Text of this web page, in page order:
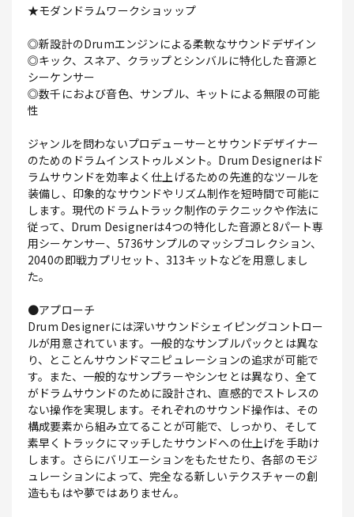
★モダンドラムワークショッップ
◎新設計のDrumエンジンによる柔軟なサウンドデザイン
◎キック、スネア、クラップとシンバルに特化した音源と
シーケンサー
◎数千におよび音色、サンプル、キットによる無限の可能
性
ジャンルを問わないプロデューサーとサウンドデザイナー
のためのドラムインストゥルメント。Drum Designerはド
ラムサウンドを効率よく仕上げるための先進的なツールを
装備し、印象的なサウンドやリズム制作を短時間で可能に
します。現代のドラムトラック制作のテクニックや作法に
従って、Drum Designerは4つの特化した音源と8パート専
用シーケンサー、5736サンプルのマッシブコレクション、
2040の即戦力プリセット、313キットなどを用意しまし
た。
●アプローチ
Drum Designerには深いサウンドシェイピングコントロー
ルが用意されています。一般的なサンプルパックとは異な
り、とことんサウンドマニピュレーションの追求が可能で
す。また、一般的なサンプラーやシンセとは異なり、全て
がドラムサウンドのために設計され、直感的でストレスの
ない操作を実現します。それぞれのサウンド操作は、その
構成要素から組み立てることが可能で、しっかり、そして
素早くトラックにマッチしたサウンドへの仕上げを手助け
します。さらにバリエーションをもたせたり、各部のモジ
ュレーションによって、完全なる新しいテクスチャーの創
造ももはや夢ではありません。